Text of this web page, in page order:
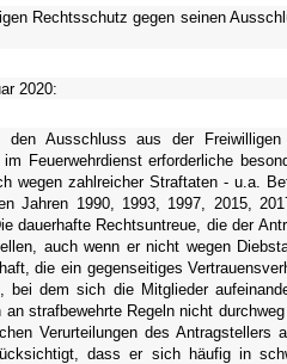
Rechtsschutz gegen seinen
2020:
Ausschluss aus der Freiwilligen
Feuerwehrdienst erforderliche
wegen zahlreicher Straftaten - u.a.
Jahren 1990, 1993, 1997, 2015,
dauerhafte Rechtsuntreue, die der
auch wenn er nicht wegen
die ein gegenseitiges
dem sich die Mitglieder
strafbewehrte Regeln nicht
Verurteilungen des Antragstellers
dass er sich häufig in